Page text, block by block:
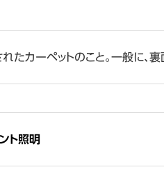
たカーペットのこと。一般に、
ト照明